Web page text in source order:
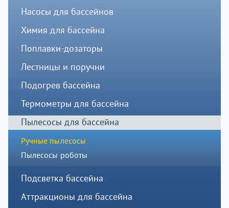
Насосы для бассейнов
Химия для бассейна
Поплавки-дозаторы
Лестницы и поручни
Подогрев бассейна
Термометры для бассейна
Пылесосы для бассейна
Ручные пылесосы
Пылесосы роботы
Подсветка бассейна
Аттракционы для бассейна